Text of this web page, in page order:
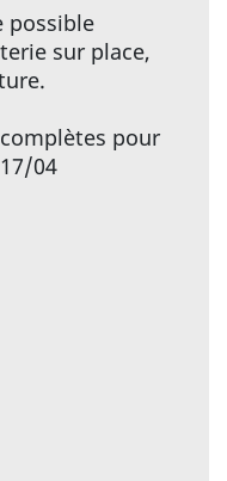
possible
sur place,
pour
04